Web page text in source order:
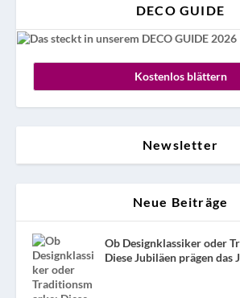
DECO GUIDE
Kostenlos blättern
Newsletter
Neue Beiträge
Ob Designklassiker oder
Diese Jubiläen prägen das